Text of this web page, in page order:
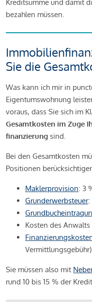
Kreditsumme und damit
bezahlen müssen.
Sie die
Was kann ich mir in
Eigentumswohnung
voraus, dass Sie sich im
Gesamtkosten im Zuge
finanzierung sind.
Bei den Gesamtkosten
Positionen
Maklerprovision: 3
Grunderwerbsteuer:
Kosten des Anwalts
Sie müssen also mit
rund 10 bis 15 % der